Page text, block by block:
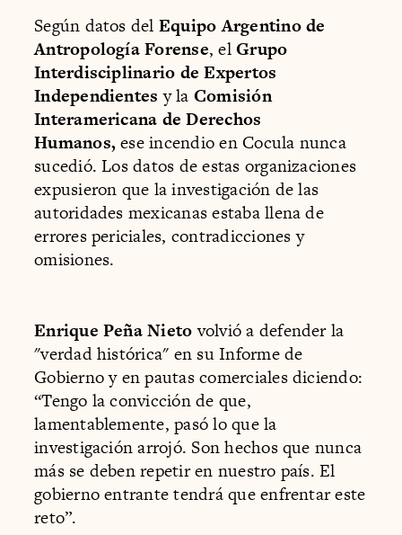
Según datos del Equipo Argentino de
Antropología Forense, elGrupo
Interdisciplinario de Expertos
Independientes y la Comisión
Interamericana de Derechos
Humanos,ese incendio en Cocula nunca
sucedió. Los datos de estas organizaciones
expusieron que la investigación de las
autoridades mexicanas estaba llena de
errores periciales, contradicciones y
omisiones.
Enrique Peña Nietovolvió a defender la
"verdad histórica" en su Informe de
Gobierno y en pautas comerciales diciendo:
“Tengo la convicción de que,
lamentablemente, pasó lo que la
investigación arrojó. Son hechos que nunca
más se deben repetir en nuestro país. El
gobierno entrante tendrá que enfrentar este
reto”.